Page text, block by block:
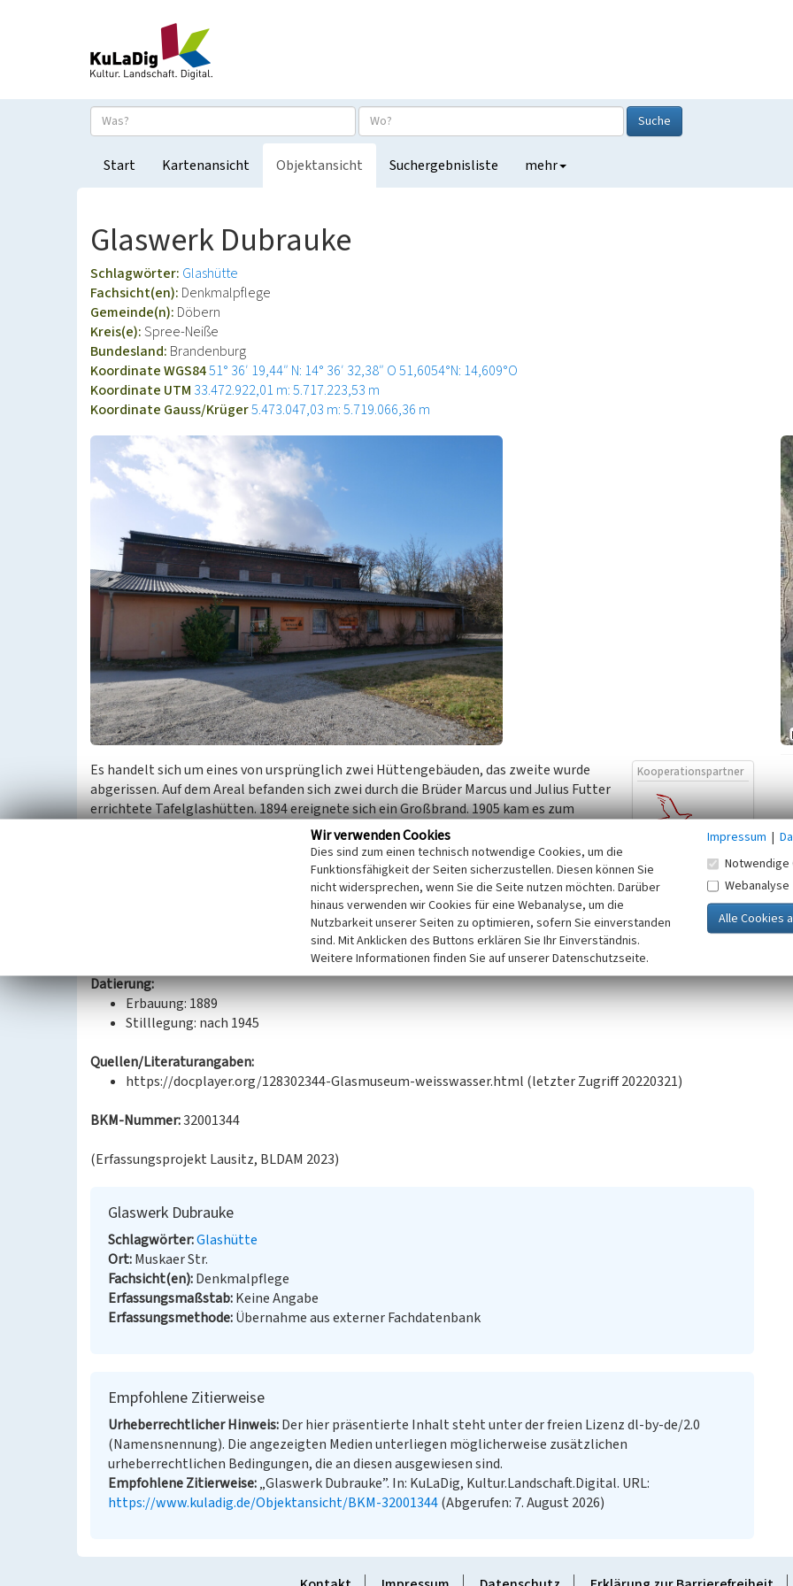
Suche
Start Kartenansicht Objektansicht Suchergebnisliste mehr
Glaswerk Dubrauke
Schlagwörter: Glashütte
Fachsicht(en): Denkmalpflege
Gemeinde(n): Döbern
Kreis(e):Spree-Neiße
Bundesland: Brandenburg
Koordinate WGS8451° 36′ 19,44″ N: 14° 36′ 32,38″ O51,6054°N: 14,609°O
Koordinate UTM 33.472.922,01 m: 5.717.223,53 m
Koordinate Gauss/Krüger5.473.047,03 m: 5.719.066,36 m
Kooperationspartner
Es handelt sich um eines von ursprünglich zwei Hüttengebäuden, das zweite wurde
abgerissen. Auf dem Areal befanden sich zwei durch die Brüder Marcus und Julius Futter
errichtete Tafelglashütten. 1894 ereignete sich ein Großbrand. 1905 kam es zum
Stillstand der Produktion. 1913 wechselten die Inhaber und das Werk hieß nun
Dubrauker Glasindustrie Jahnke & Hoffmann. 1920 übernahmen Reinhold Kleiner und
Richard Schwartz die Fabrik, die nun unter dem Namen Lausitzer Glashüttenwerke
Kleiner & Co. produzierte. Zur Produktpalette gehörten nunmehr Lampenschirme,
Milch- und farbiges Kunstglas. Nach dem Zweiten Weltkrieg erfolgte keine
Wiederaufnahme der Produktion. Heute befinden sich auf dem Areal weitere kleine Gebäude unterschiedlicher
Datierung:
Erbauung: 1889
Stilllegung: nach 1945
Quellen/Literaturangaben:
https://docplayer.org/128302344-Glasmuseum-weisswasser.html (letzter Zugriff 20220321)
BKM-Nummer:32001344
(Erfassungsprojekt Lausitz, BLDAM 2023)
Glaswerk Dubrauke
Schlagwörter Glashütte
Ort Muskaer Str.
Fachsicht(en) Denkmalpflege
Erfassungsmaßstab Keine Angabe
Erfassungsmethode Übernahme aus externer Fachdatenbank
Empfohlene Zitierweise
Urheberrechtlicher Hinweis Der hier präsentierte Inhalt steht unter der freien Lizenz dl-by-de/2.0
(Namensnennung). Die angezeigten Medien unterliegen möglicherweise zusätzlichen
urheberrechtlichen Bedingungen, die an diesen ausgewiesen sind.
Empfohlene Zitierweise „Glaswerk Dubrauke”. In: KuLaDig, Kultur.Landschaft.Digital. URL:
https://www.kuladig.de/Objektansicht/BKM-32001344(Abgerufen: 7. August 2026)
Wir verwenden Cookies
Dies sind zum einen technisch notwendige Cookies, um die
Funktionsfähigkeit der Seiten sicherzustellen. Diesen können Sie
nicht widersprechen, wenn Sie die Seite nutzen möchten. Darüber
hinaus verwenden wir Cookies für eine Webanalyse, um die
Nutzbarkeit unserer Seiten zu optimieren, sofern Sie einverstanden
sind. Mit Anklicken des Buttons erklären Sie Ihr Einverständnis.
Weitere Informationen finden Sie auf unserer Datenschutzseite.
Impressum |
Notwendige
Webanalyse